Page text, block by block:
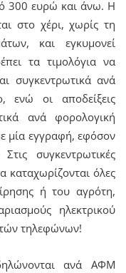
300 ευρώ και άνω. Η
στο χέρι, χωρίς τη
και εγκυμονεί
τα τιμολόγια να
συγκεντρωτικά ανά
ενώ οι αποδείξεις
ανά φορολογική
μία εγγραφή, εφόσον
συγκεντρωτικές
καταχωρίζονται όλες
ή του αγρότη,
ηλεκτρικού
τηλεφώνων!
ανά ΑΦΜ